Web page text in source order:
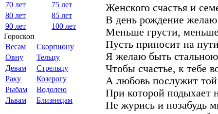
70 лет
75 лет
80 лет
85 лет
90 лет
100 лет
Гороскоп
Весам
Скорпиону
Овну
Тельцу
Девам
Стрельцу
Раку
Козерогу
Рыбам
Водолею
Львам
Близнецам
Женского счастья и
В день рождение желаю
Меньше грусти,
Пусть приносит на
Я желаю быть
Чтобы счастье, к тебе
А любовь послужит
При которой подыхает
Не журись и позабудь